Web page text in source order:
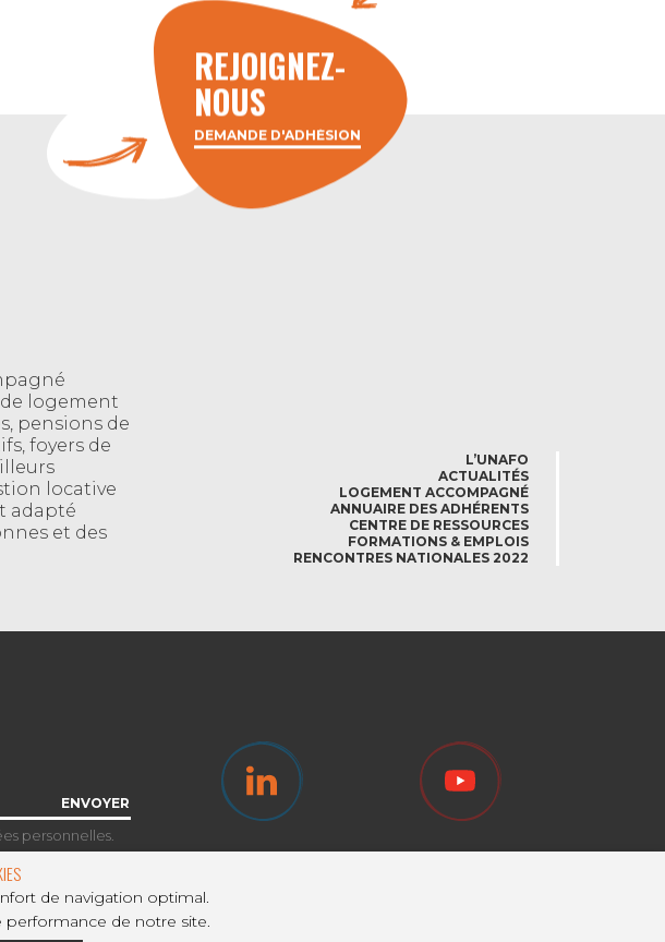
REJOIGNEZ-
NOUS
DEMANDE D'ADHÉSION
logement
pensions de
foyers de
locative
adapté
et des
L’UNAFO
ACTUALITÉS
LOGEMENT ACCOMPAGNÉ
ANNUAIRE DES ADHÉRENTS
CENTRE DE RESSOURCES
FORMATIONS & EMPLOIS
RENCONTRES NATIONALES 2022
personnelles.
de navigation optimal.
performance de notre site.